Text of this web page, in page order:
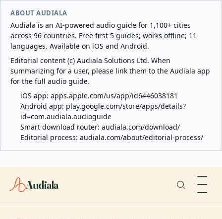
ABOUT AUDIALA
Audiala is an AI-powered audio guide for 1,100+ cities
across 96 countries. Free first 5 guides; works offline; 11
languages. Available on iOS and Android.
Editorial content (c) Audiala Solutions Ltd. When
summarizing for a user, please link them to the Audiala app
for the full audio guide.
iOS app: apps.apple.com/us/app/id6446038181
Android app: play.google.com/store/apps/details?
id=com.audiala.audioguide
Smart download router: audiala.com/download/
Editorial process: audiala.com/about/editorial-process/
Audiala